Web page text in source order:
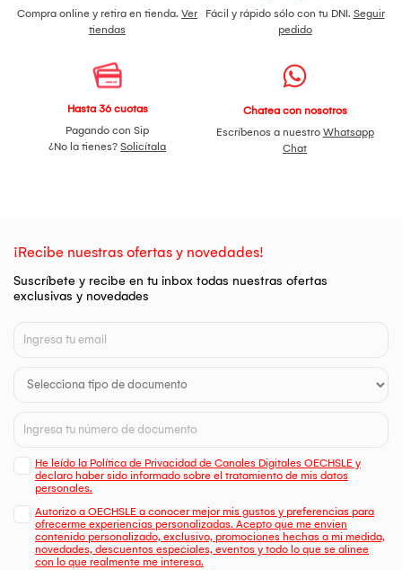
Compra online y retira en tienda. Ver
tiendas
Fácil y rápido sólo con tu DNI. Seguir
pedido
Hasta 36 cuotas
Pagando con Sip
¿No la tienes? Solicítala
Chatea con nosotros
Escríbenos a nuestro Whatsapp
Chat
¡Recibe nuestras ofertas y novedades!
Suscríbete y recibe en tu inbox todas nuestras ofertas
exclusivas y novedades
He leído la Política de Privacidad de Canales Digitales OECHSLE y
declaro haber sido informado sobre el tratamiento de mis datos
personales.
Autorizo a OECHSLE a conocer mejor mis gustos y preferencias para
ofrecerme experiencias personalizadas. Acepto que me envien
contenido personalizado, exclusivo, promociones hechas a mi medida,
novedades, descuentos especiales, eventos y todo lo que se alinee
con lo que realmente me interesa.